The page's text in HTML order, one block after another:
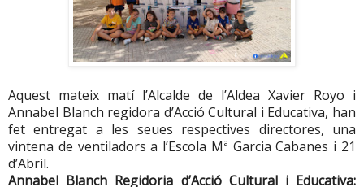
Aquest mateix matí l’Alcalde de l’Aldea Xavier Royo i
Annabel Blanch regidora d’Acció Cultural i Educativa, han
fet entregat a les seues respectives directores, una
vintena de ventiladors a l’Escola Mª Garcia Cabanes i 21
d’Abril.
Annabel Blanch Regidoria d’Acció Cultural i Educativa: